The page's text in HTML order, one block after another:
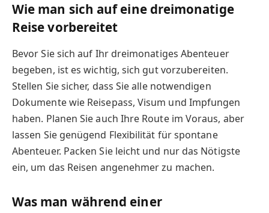
Wie man sich auf eine dreimonatige
Reise vorbereitet
Bevor Sie sich auf Ihr dreimonatiges Abenteuer
begeben, ist es wichtig, sich gut vorzubereiten.
Stellen Sie sicher, dass Sie alle notwendigen
Dokumente wie Reisepass, Visum und Impfungen
haben. Planen Sie auch Ihre Route im Voraus, aber
lassen Sie genügend Flexibilität für spontane
Abenteuer. Packen Sie leicht und nur das Nötigste
ein, um das Reisen angenehmer zu machen.
Was man während einer